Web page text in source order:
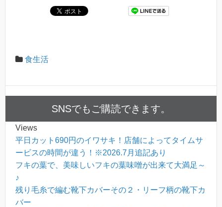
食生活
SNSでもご購読できます。
Views
平日カット690円のイワサキ！店舗によってタイムサ
ービスの時間が違う！※2026.7月追記あり
フキの葉で、美味しいフキの葉味噌が出来て大満足～
♪
残り毛糸で編む靴下カバーその２・リーフ柄の靴下カ
バー